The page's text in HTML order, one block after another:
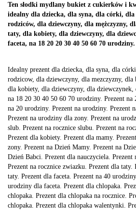
Ten słodki mydlany bukiet z cukierków i
idealny dla dziecka, dla syna, dla córki,
rodziców, dla dziewczyny, dla mężczyzny,
taty, dla kobiety, dla dziewczyny, dla
faceta, na 18 20 20 30 40 50 60 70 urodziny.
Idealny prezent dla dziecka, dla syna, dla
rodzicow, dla dziewczyny, dla mezczyzny, dla
dla kobiety, dla dziewczyny, dla dziewczynek,
na 18 20 30 40 50 60 70 urodziny. Prezent na
na 20 urodziny. Prezent na urodziny. Prezent
Prezent na urodziny dla zony. Prezent na
slub. Prezent na rocznice slubu. Prezent na
Prezent dla kobiety. Prezent dla mamy.
zony. Prezent na Dzień Mamy. Prezent na
Dzień Babci. Prezent dla nauczyciela. Prezent
Prezent na rocznice zwiazku. Prezent dla taty.
taty. Prezent dla faceta. Prezent na 40
urodziny dla faceta. Prezent dla chlopaka.
chlopaka. Prezent dla chlopaka na rocznice.
chlopaka. Prezent dla chlopaka walentynki.